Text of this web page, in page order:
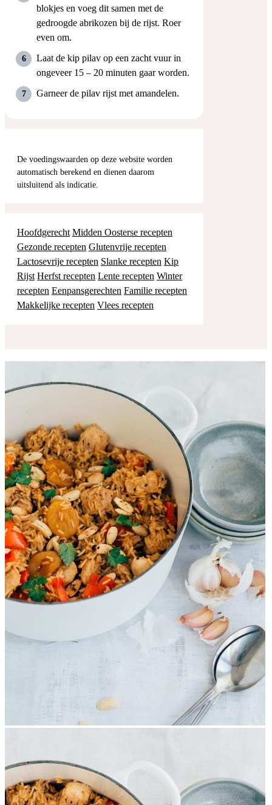
blokjes en voeg dit samen met de
gedroogde abrikozen bij de rijst. Roer
even om.
Laat de kip pilav op een zacht vuur in
ongeveer 15 – 20 minuten gaar worden.
Garneer de pilav rijst met amandelen.
De voedingswaarden op deze website worden
automatisch berekend en dienen daarom
uitsluitend als indicatie.
Hoofdgerecht Midden Oosterse recepten
Gezonde recepten Glutenvrije recepten
Lactosevrije recepten Slanke recepten Kip
Rijst Herfst recepten Lente recepten Winter
recepten Eenpansgerechten Familie recepten
Makkelijke recepten Vlees recepten